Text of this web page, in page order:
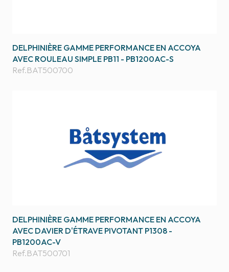
DELPHINIÈRE GAMME PERFORMANCE EN ACCOYA
AVEC ROULEAU SIMPLE PB11 - PB1200AC-S
Ref.BAT500700
DELPHINIÈRE GAMME PERFORMANCE EN ACCOYA
AVEC DAVIER D'ÉTRAVE PIVOTANT P1308 -
PB1200AC-V
Ref.BAT500701